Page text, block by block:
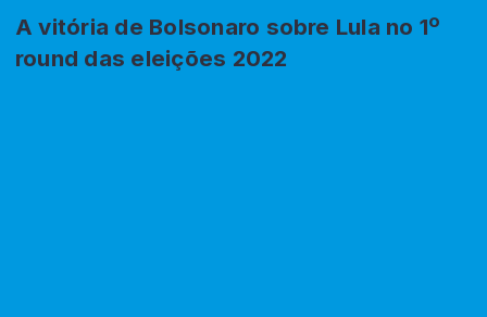
A vitória de Bolsonaro sobre Lula no 1º
round das eleições 2022